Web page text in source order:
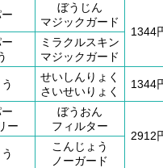
ぼうじん
マジックガード
1344
ミラクルスキン
マジックガード
せいしんりょく
さいせいりょく
1344
ー
ぼうおん
フィルター
2912
こんじょう
ノーガード